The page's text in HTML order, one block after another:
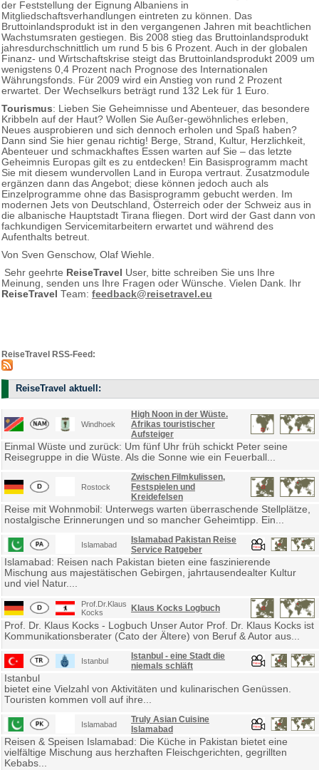
der Feststellung der Eignung Albaniens in
Mitgliedschaftsverhandlungen eintreten zu können. Das
Bruttoinlandsprodukt ist in den vergangenen Jahren mit beachtlichen
Wachstumsraten gestiegen. Bis 2008 stieg das Bruttoinlandsprodukt
jahresdurchschnittlich um rund 5 bis 6 Prozent. Auch in der globalen
Finanz- und Wirtschaftskrise steigt das Bruttoinlandsprodukt 2009 um
wenigstens 0,4 Prozent nach Prognose des Internationalen
Währungsfonds. Für 2009 wird ein Anstieg von rund 2 Prozent
erwartet. Der Wechselkurs beträgt rund 132 Lek für 1 Euro.
Tourismus: Lieben Sie Geheimnisse und Abenteuer, das besondere
Kribbeln auf der Haut? Wollen Sie Außer-gewöhnliches erleben,
Neues ausprobieren und sich dennoch erholen und Spaß haben?
Dann sind Sie hier genau richtig! Berge, Strand, Kultur, Herzlichkeit,
Abenteuer und schmackhaftes Essen warten auf Sie – das letzte
Geheimnis Europas gilt es zu entdecken! Ein Basisprogramm macht
Sie mit diesem wundervollen Land in Europa vertraut. Zusatzmodule
ergänzen dann das Angebot; diese können jedoch auch als
Einzelprogramme ohne das Basisprogramm gebucht werden. Im
modernen Jets von Deutschland, Österreich oder der Schweiz aus in
die albanische Hauptstadt Tirana fliegen. Dort wird der Gast dann von
fachkundigen Servicemitarbeitern erwartet und während des
Aufenthalts betreut.
Von Sven Genschow, Olaf Wiehle.
Sehr geehrte ReiseTravel User, bitte schreiben Sie uns Ihre
Meinung, senden uns Ihre Fragen oder Wünsche. Vielen Dank. Ihr
ReiseTravel Team: feedback@reisetravel.eu
ReiseTravel RSS-Feed:
ReiseTravel aktuell:
Windhoek
High Noon in der Wüste.
Afrikas touristischer
Aufsteiger
Einmal Wüste und zurück: Um fünf Uhr früh schickt Peter seine
Reisegruppe in die Wüste. Als die Sonne wie ein Feuerball...
Rostock
Zwischen Filmkulissen,
Festspielen und
Kreidefelsen
Reise mit Wohnmobil: Unterwegs warten überraschende Stellplätze,
nostalgische Erinnerungen und so mancher Geheimtipp. Ein...
Islamabad
Islamabad Pakistan Reise
Service Ratgeber
Islamabad: Reisen nach Pakistan bieten eine faszinierende
Mischung aus majestätischen Gebirgen, jahrtausendealter Kultur
und viel Natur....
Prof.Dr.Klaus
Kocks
Klaus Kocks Logbuch
Prof. Dr. Klaus Kocks - Logbuch Unser Autor Prof. Dr. Klaus Kocks ist
Kommunikationsberater (Cato der Ältere) von Beruf & Autor aus...
Istanbul
Istanbul - eine Stadt die
niemals schläft
Istanbul
bietet eine Vielzahl von Aktivitäten und kulinarischen Genüssen.
Touristen kommen voll auf ihre...
Islamabad
Truly Asian Cuisine
Islamabad
Reisen & Speisen Islamabad: Die Küche in Pakistan bietet eine
vielfältige Mischung aus herzhaften Fleischgerichten, gegrillten
Kebabs...